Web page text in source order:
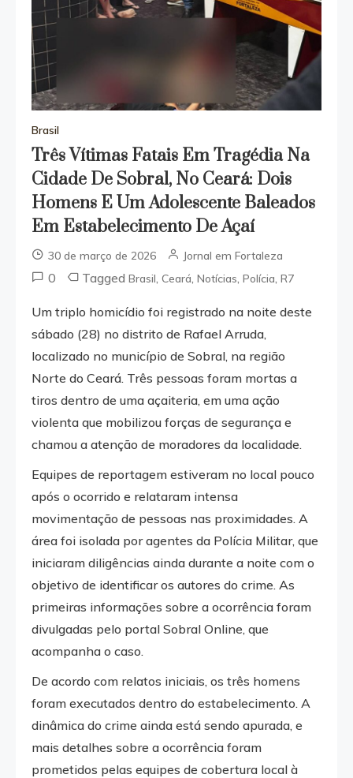
Brasil
Três Vítimas Fatais Em Tragédia Na
Cidade De Sobral, No Ceará: Dois
Homens E Um Adolescente Baleados
Em Estabelecimento De Açaí
30 de março de 2026 Jornal em Fortaleza
0 Tagged Brasil Ceará Notícias Polícia R7
Um triplo homicídio foi registrado na noite deste
sábado (28) no distrito de Rafael Arruda,
localizado no município de Sobral, na região
Norte do Ceará. Três pessoas foram mortas a
tiros dentro de uma açaiteria, em uma ação
violenta que mobilizou forças de segurança e
chamou a atenção de moradores da localidade.
Equipes de reportagem estiveram no local pouco
após o ocorrido e relataram intensa
movimentação de pessoas nas proximidades. A
área foi isolada por agentes da Polícia Militar, que
iniciaram diligências ainda durante a noite com o
objetivo de identificar os autores do crime. As
primeiras informações sobre a ocorrência foram
divulgadas pelo portal Sobral Online, que
acompanha o caso.
De acordo com relatos iniciais, os três homens
foram executados dentro do estabelecimento. A
dinâmica do crime ainda está sendo apurada, e
mais detalhes sobre a ocorrência foram
prometidos pelas equipes de cobertura local à